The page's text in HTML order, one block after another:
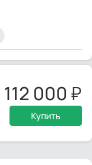
112 000
Купить